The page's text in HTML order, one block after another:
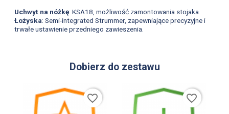
Uchwyt na nóżkę: KSA18, możliwość zamontowania stojaka.
Łożyska: Semi-integrated Strummer, zapewniające precyzyjne i
trwałe ustawienie przedniego zawieszenia.
Dobierz do zestawu
favorite_border favorite_border